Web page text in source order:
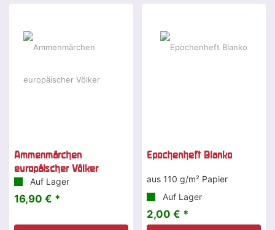
Ammenmärchen
europäischer Völker
Auf Lager
16,90 € *
Epochenheft Blanko
aus 110 g/m² Papier
Auf Lager
2,00 € *